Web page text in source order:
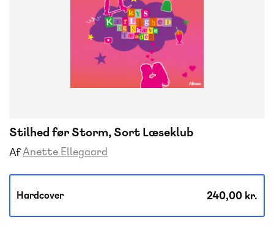
Stilhed før Storm, Sort Læseklub
AfAnette Ellegaard
Hardcover 240,00 kr.